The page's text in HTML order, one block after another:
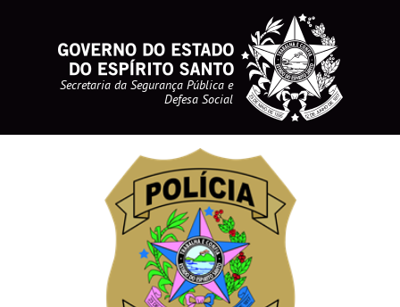
Secretaria da Segurança Pública e
Defesa Social